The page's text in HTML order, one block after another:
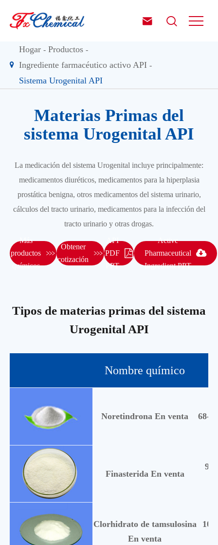
 
Hogar
Productos
Ingrediente farmacéutico activo API
Sistema Urogenital API
Materias Primas del
sistema Urogenital API
La medicación del sistema Urogenital incluye principalmente:
medicamentos diuréticos, medicamentos para la hiperplasia
prostática benigna, otros medicamentos del sistema urinario,
cálculos del tracto urinario, medicamentos para la infección del
tracto urinario y otras drogas.
Más
productos
químicos

Obtener
cotización

API
PDF
PPT
Active
Pharmaceutical
Ingredient PPT
Tipos de materias primas del sistema
Urogenital API
Nombre químico
Noretindrona En venta 68-
Finasterida En venta
Clorhidrato de tamsulosina
En venta